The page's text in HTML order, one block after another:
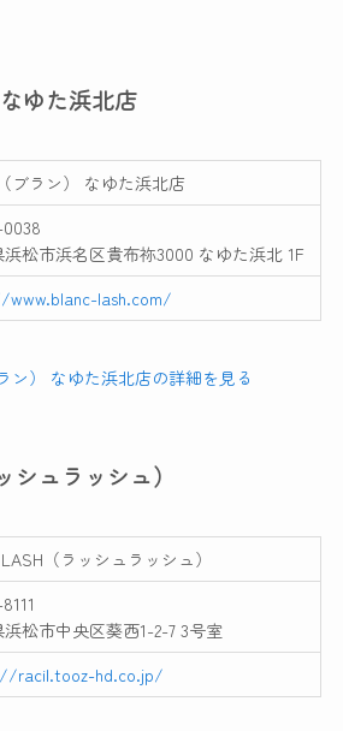
ゆた浜北店
ブラン） なゆた浜北店
浜松市浜名区貴布祢3000 なゆた浜北 1F
lash.com/
ン） なゆた浜北店の詳細を見る
シュラッシュ）
（ラッシュラッシュ）
浜松市中央区葵西1-2-7 3号室
racil.tooz-hd.co.jp/